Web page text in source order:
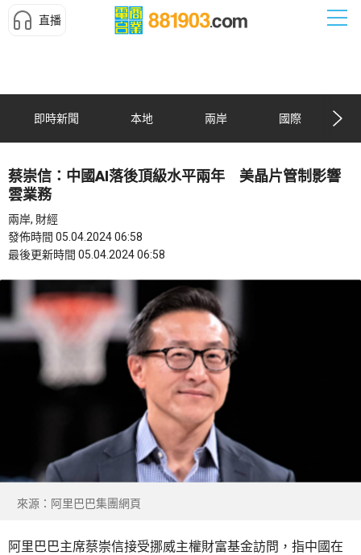
直播
即時新聞 本地 兩岸 國際
蔡崇信：中國AI落後頂級水平兩年 美晶片管制影響
雲業務
兩岸, 財經
發佈時間 05.04.2024 06:58
最後更新時間 05.04.2024 06:58
來源：阿里巴巴集團網頁
阿里巴巴主席蔡崇信接受挪威主權財富基金訪問，指中國在